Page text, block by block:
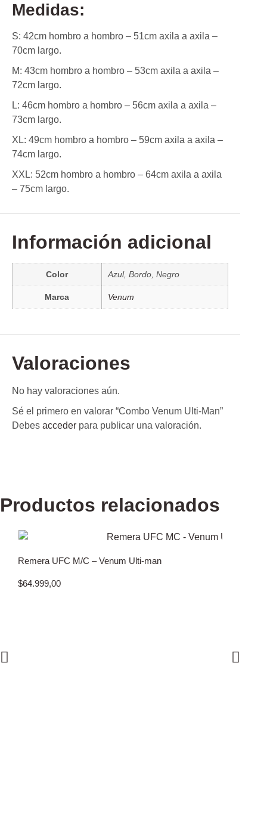
Medidas:
S: 42cm hombro a hombro – 51cm axila a axila –
70cm largo.
M: 43cm hombro a hombro – 53cm axila a axila –
72cm largo.
L: 46cm hombro a hombro – 56cm axila a axila –
73cm largo.
XL: 49cm hombro a hombro – 59cm axila a axila –
74cm largo.
XXL: 52cm hombro a hombro – 64cm axila a axila
– 75cm largo.
Información adicional
Color Azul, Bordo, Negro
Marca Venum
Valoraciones
No hay valoraciones aún.
Sé el primero en valorar “Combo Venum Ulti-Man”
Debes acceder para publicar una valoración.
Productos relacionados
Remera UFC M/C – Venum Ulti-man
$64.999,00